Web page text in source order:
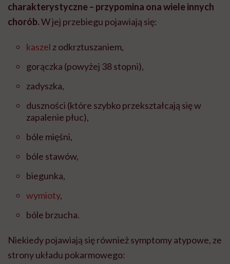
charakterystyczne – przypomina ona wiele innych
chorób.W jej przebiegu pojawiają się:
kaszel z odkrztuszaniem,
gorączka (powyżej 38 stopni),
zadyszka,
duszności (które szybko przekształcają się w
zapalenie płuc),
bóle mięśni,
bóle stawów,
biegunka,
wymioty,
bóle brzucha.
Niekiedy pojawiają się również symptomy atypowe, ze
strony układu pokarmowego: